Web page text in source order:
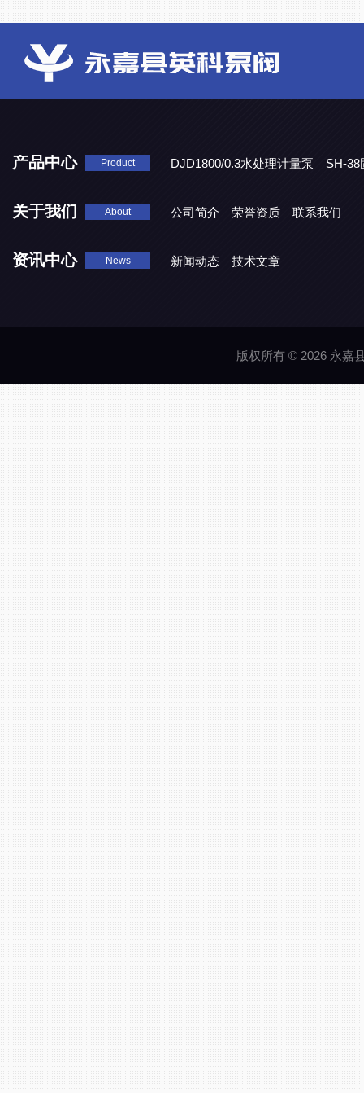
产品中心 Product DJD1800/0.3水处理计量泵
SH-38
关于我们 About 公司简介 荣誉资质 联系我们
资讯中心 News 新闻动态 技术文章
版权所有 © 2026 永嘉